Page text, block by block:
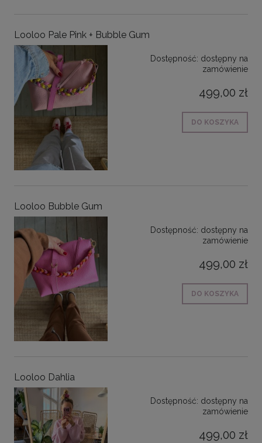
Looloo Pale Pink + Bubble Gum
Dostępność: dostępny na
zamówienie
499,00 zł
DO KOSZYKA
Looloo Bubble Gum
Dostępność: dostępny na
zamówienie
499,00 zł
DO KOSZYKA
Looloo Dahlia
Dostępność: dostępny na
zamówienie
499,00 zł